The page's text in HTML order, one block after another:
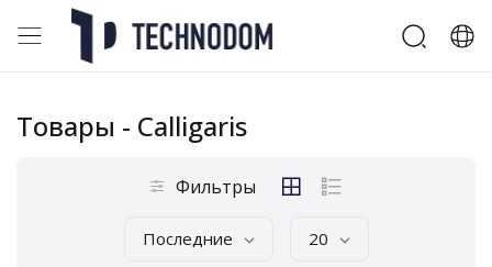
Товары - Calligaris
Фильтры
Последние 20